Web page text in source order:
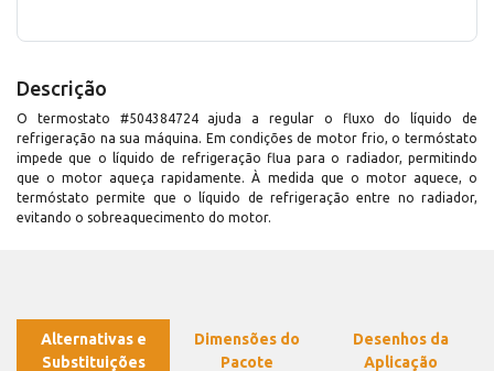
Descrição
O termostato #504384724 ajuda a regular o fluxo do líquido de
refrigeração na sua máquina. Em condições de motor frio, o termóstato
impede que o líquido de refrigeração flua para o radiador, permitindo
que o motor aqueça rapidamente. À medida que o motor aquece, o
termóstato permite que o líquido de refrigeração entre no radiador,
evitando o sobreaquecimento do motor.
Alternativas e
Substituições
Dimensões do
Pacote
Desenhos da
Aplicação